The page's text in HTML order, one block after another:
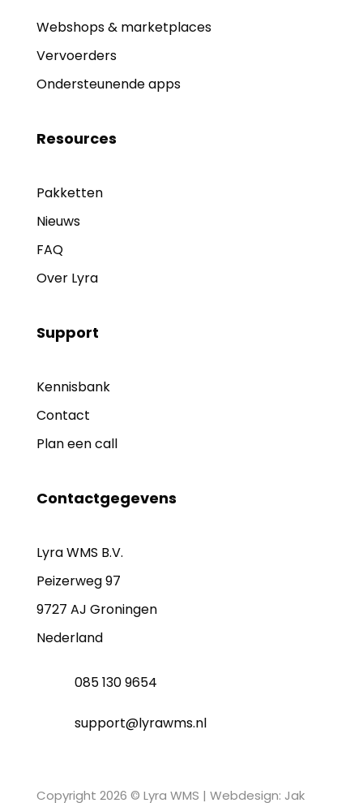
Webshops & marketplaces
Vervoerders
Ondersteunende apps
Resources
Pakketten
Nieuws
FAQ
Over Lyra
Support
Kennisbank
Contact
Plan een call
Contactgegevens
Lyra WMS B.V.
Peizerweg 97
9727 AJ Groningen
Nederland
085 130 9654
support@lyrawms.nl
Copyright 2026 © Lyra WMS | Webdesign: Jak